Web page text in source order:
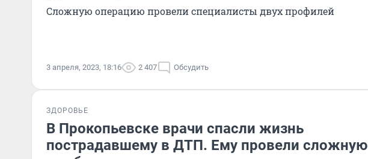
Сложную операцию провели специалисты двух профилей
3 апреля, 2023, 18:16 2 407 Обсудить
ЗДОРОВЬЕ
В Прокопьевске врачи спасли жизнь
пострадавшему в ДТП. Ему провели сложную